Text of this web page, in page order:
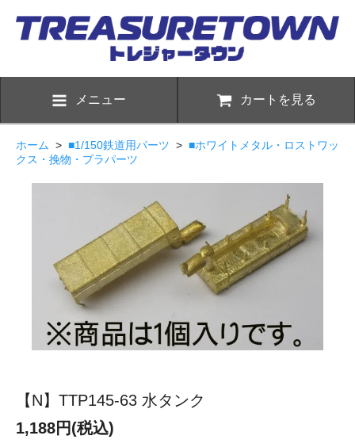
メニュー カートを見る
ホーム > ■1/150鉄道用パーツ > ■ホワイトメタル・ロストワッ
クス・挽物・プラパーツ
【N】TTP145-63 水タンク
1,188円(税込)